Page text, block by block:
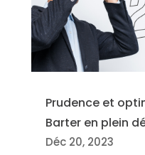
Prudence et
Barter en plein
Déc 20, 2023